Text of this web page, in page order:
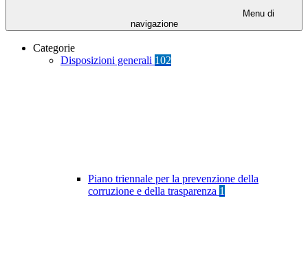
Menu di
navigazione
Categorie
Disposizioni generali 102
Piano triennale per la prevenzione della
corruzione e della trasparenza 1